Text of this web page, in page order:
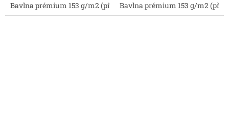
Bavlna prémium 153 g/m2 (přírodní) Bavlněný satén 130 g/
Bavlna prémium 153 g/m2